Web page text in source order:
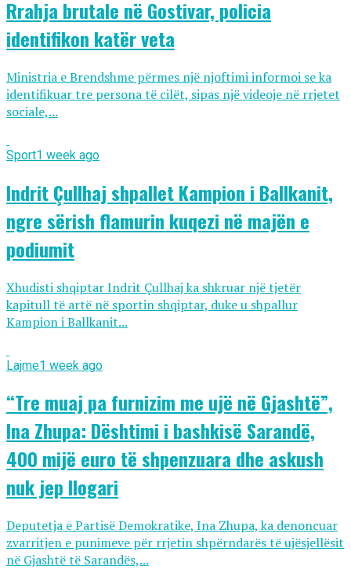
Rrahja brutale në Gostivar, policia
identifikon katër veta
Ministria e Brendshme përmes një njoftimi informoi se ka
identifikuar tre persona të cilët, sipas një videoje në rrjetet
sociale,...
Sport1 week ago
Indrit Çullhaj shpallet Kampion i Ballkanit,
ngre sërish flamurin kuqezi në majën e
podiumit
Xhudisti shqiptar Indrit Çullhaj ka shkruar një tjetër
kapitull të artë në sportin shqiptar, duke u shpallur
Kampion i Ballkanit...
Lajme1 week ago
“Tre muaj pa furnizim me ujë në Gjashtë”,
Ina Zhupa: Dështimi i bashkisë Sarandë,
400 mijë euro të shpenzuara dhe askush
nuk jep llogari
Deputetja e Partisë Demokratike, Ina Zhupa, ka denoncuar
zvarritjen e punimeve për rrjetin shpërndarës të ujësjellësit
në Gjashtë të Sarandës,...